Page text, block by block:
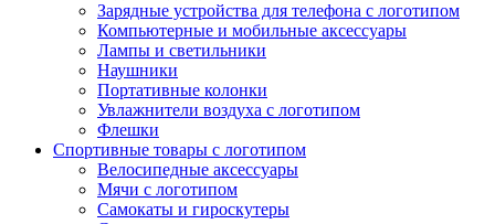
Зарядные устройства для телефона с логотипом
Компьютерные и мобильные аксессуары
Лампы и светильники
Наушники
Портативные колонки
Увлажнители воздуха с логотипом
Флешки
Спортивные товары с логотипом
Велосипедные аксессуары
Мячи с логотипом
Самокаты и гироскутеры